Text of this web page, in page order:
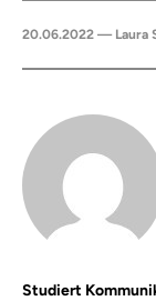
20.06.2022 — Laura
Studiert